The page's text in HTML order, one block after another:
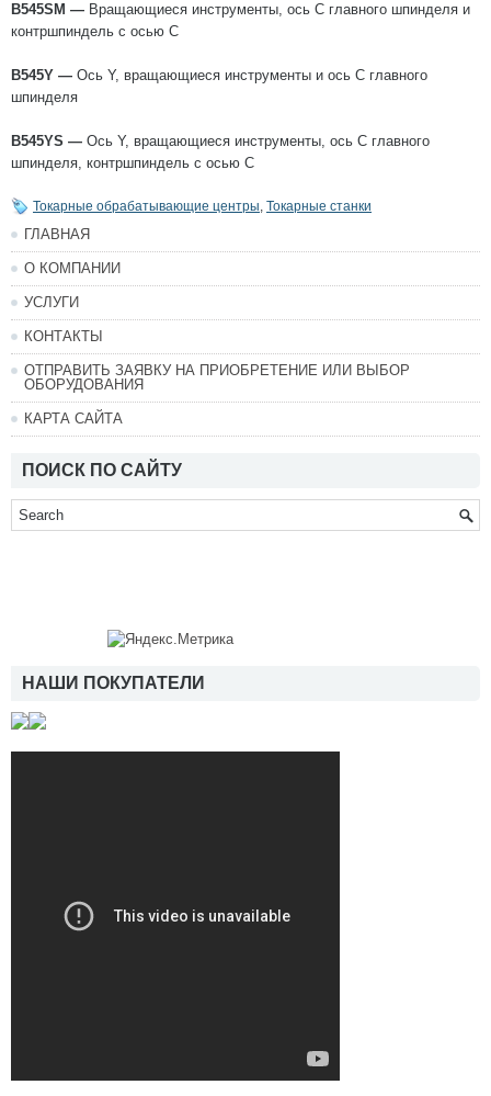
B545SM — Вращающиеся инструменты, ось С главного шпинделя и
контршпиндель с осью С
B545Y — Ось Y, вращающиеся инструменты и ось С главного
шпинделя
B545YS — Ось Y, вращающиеся инструменты, ось С главного
шпинделя, контршпиндель с осью С
Токарные обрабатывающие центры, Токарные станки
ГЛАВНАЯ
О КОМПАНИИ
УСЛУГИ
КОНТАКТЫ
ОТПРАВИТЬ ЗАЯВКУ НА ПРИОБРЕТЕНИЕ ИЛИ ВЫБОР
ОБОРУДОВАНИЯ
КАРТА САЙТА
ПОИСК ПО САЙТУ
НАШИ ПОКУПАТЕЛИ